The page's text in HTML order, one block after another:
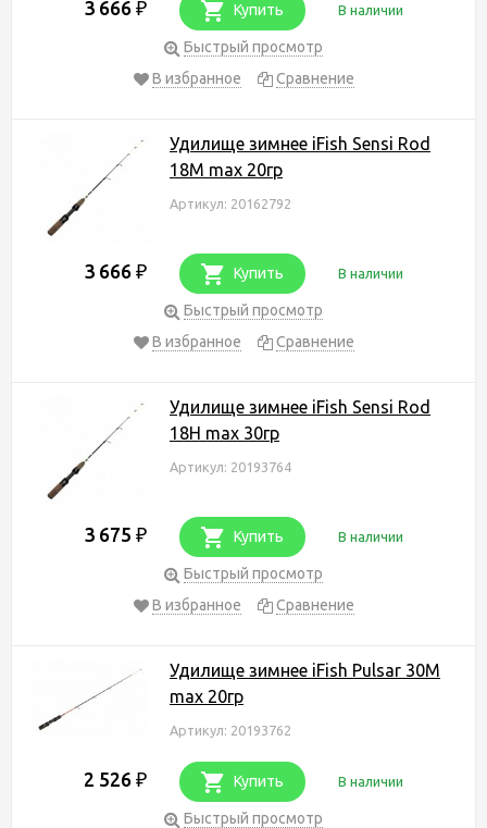
3 666 ₽ Купить В наличии
Быстрый просмотр
В избранное
Сравнение
Удилище зимнее iFish Sensi Rod
18M max 20гр
Артикул: 20162792
3 666 ₽ Купить В наличии
Быстрый просмотр
В избранное
Сравнение
Удилище зимнее iFish Sensi Rod
18H max 30гр
Артикул: 20193764
3 675 ₽ Купить В наличии
Быстрый просмотр
В избранное
Сравнение
Удилище зимнее iFish Pulsar 30M
max 20гр
Артикул: 20193762
2 526 ₽ Купить В наличии
Быстрый просмотр